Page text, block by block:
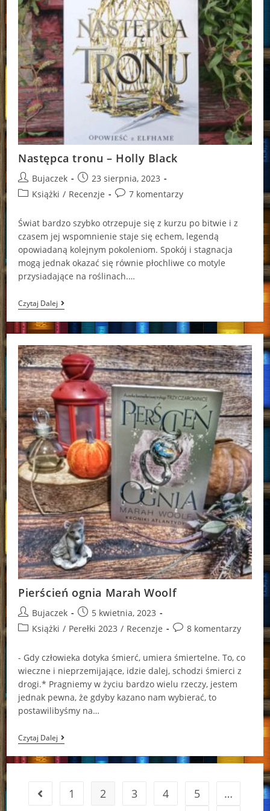
Następca tronu – Holly Black
Post
author:
Bujaczek
Post
published:
23 sierpnia, 2023
PostKsiążki / Recenzje
Post7 komentarzy
Świat bardzo szybko otrzepuje się z kurzu po bitwie i z
czasem jej wspomnienie staje się echem, legendą
opowiadaną kolejnym pokoleniom. Spokój i stagnacja
mogą jednak okazać się równie płochliwe co motyle
przysiadające na roślinach.…
Czytaj DalejNastępca
Tronu
–
Holly
Pierścień ognia Marah Woolf
Post
author:
Bujaczek
Post
published:
5 kwietnia, 2023
PostKsiążki / Perełki 2023 / Recenzje
Post8 komentarzy
- Gdy człowieka dotyka śmierć, umiera śmiertelne. To, co
wieczne i nieprzemijające, idzie dalej, schodzi śmierci z
drogi.* Pragniemy w życiu bardzo wielu rzeczy, jestem
jednak pewna, że gdyby kazano nam wybierać, to
postawilibyśmy na…
Czytaj DalejPierścień
Ognia
Marah
Woolf
Go to the previous page
1 2 3 4 5
…